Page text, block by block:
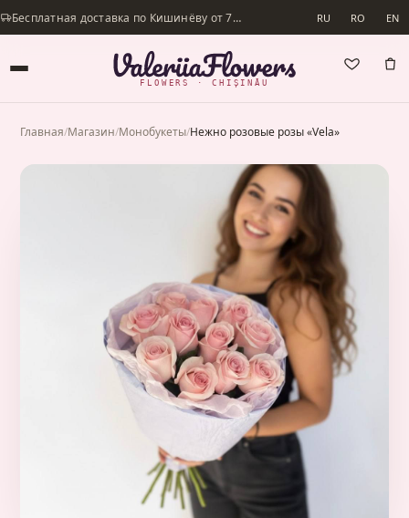
Бесплатная доставка по Кишинёву от 700 lei · Доставим в день заказа RU RO EN
FLOWERS · CHIȘINĂU
Главная/Магазин/Монобукеты/Нежно розовые розы «Vela»